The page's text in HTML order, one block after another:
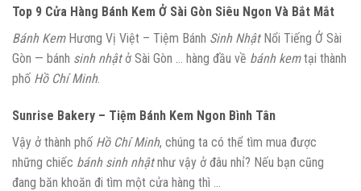
Top 9 Cửa Hàng Bánh Kem Ở Sài Gòn Siêu Ngon Và Bắt Mắt
Bánh KemHương Vị Việt – Tiệm Bánh Sinh NhậtNổi Tiếng Ở Sài
Gòn — bánh sinh nhậtở Sài Gòn … hàng đầu về bánh kemtại thành
phố Hồ Chí Minh.
Sunrise Bakery – Tiệm Bánh Kem Ngon Bình Tân
Vậy ở thành phố Hồ Chí Minh, chúng ta có thể tìm mua được
những chiếc bánh sinh nhậtnhư vậy ở đâu nhỉ? Nếu bạn cũng
đang băn khoăn đi tìm một cửa hàng thì …